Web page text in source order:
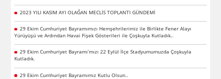
2023 YILI KASIM AYI OLAĞAN MECLİS TOPLANTI GÜNDEMİ
29 Ekim Cumhuriyet Bayramımızı Hemşehrilerimiz ile Birlikte Fener Alayı
Yürüyüşü ve Ardından Havai Fişek Gösterileri ile Çoşkuyla Kutladık..
29 Ekim Cumhuriyet Bayramı’mızı 22 Eylül İlçe Stadyumumuzda Çoşkuyla
Kutladık.
29 Ekim Cumhuriyet Bayramımız Kutlu Olsun..